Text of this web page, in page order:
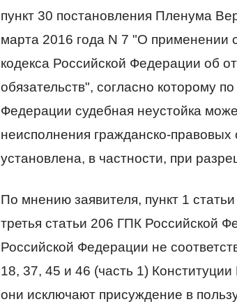
пункт 30 постановления Пленума
марта 2016 года N 7 "О применении
кодекса Российской Федерации об
обязательств", согласно которому
Федерации судебная неустойка
неисполнения гражданско-
установлена, в частности, при
По мнению заявителя, пункт 1
третья статьи 206 ГПК Российской
Российской Федерации не
18, 37, 45 и 46 (часть 1)
они исключают присуждение в